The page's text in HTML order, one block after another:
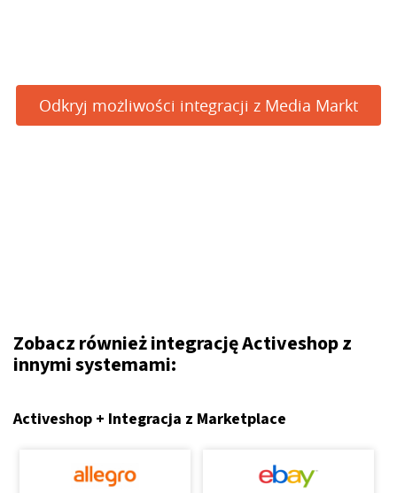
Odkryj możliwości integracji z Media Markt
Zobacz również integrację Activeshop z
innymi systemami:
Activeshop + Integracja z Marketplace